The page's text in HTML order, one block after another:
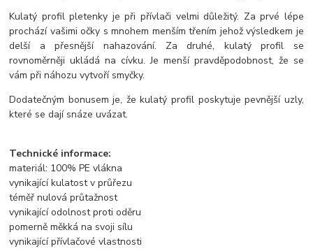
Kulatý profil pletenky je při přívlači velmi důležitý. Za prvé lépe
prochází vašimi očky s mnohem menším třením jehož výsledkem je
delší a přesnější nahazování. Za druhé, kulatý profil se
rovnoměrněji ukládá na cívku. Je menší pravděpodobnost, že se
vám při náhozu vytvoří smyčky.
Dodatečným bonusem je, že kulatý profil poskytuje pevnější uzly,
které se dají snáze uvázat.
Technické informace:
materiál: 100% PE vlákna
vynikající kulatost v průřezu
téměř nulová průtažnost
vynikající odolnost proti oděru
pomerně měkká na svoji sílu
vynikající přívlačové vlastnosti